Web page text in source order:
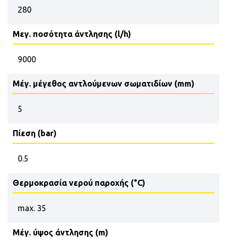
280
Μεγ. ποσότητα άντλησης (l/h)
9000
Μέγ. μέγεθος αντλούμενων σωματιδίων (mm)
5
Πίεση (bar)
0.5
Θερμοκρασία νερού παροχής (°C)
max. 35
Μέγ. ύψος άντλησης (m)